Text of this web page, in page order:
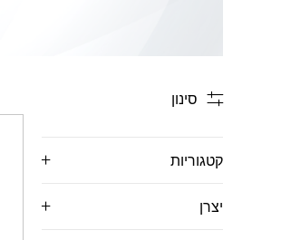
סינון
קטגוריות
יצרן